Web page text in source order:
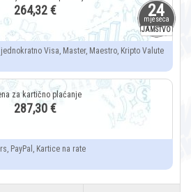
24
mjeseca
JAMSTVO
264,32 €
Visa, Master, Maestro, Kripto Valute
287,30 €
PayPal, Kartice na rate